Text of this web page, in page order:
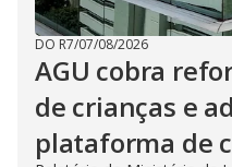
DO R7/07/08/2026
AGU cobra
de crianças e
plataforma de